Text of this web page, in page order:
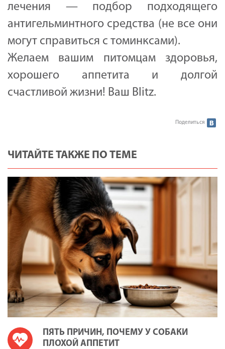
лечения — подбор подходящего
антигельминтного средства (не все они
могут справиться с томинксами).
Желаем вашим питомцам здоровья,
хорошего аппетита и долгой
счастливой жизни! Ваш Blitz.
Поделиться
ЧИТАЙТЕ ТАКЖЕ ПО ТЕМЕ
ПЯТЬ ПРИЧИН, ПОЧЕМУ У СОБАКИ
ПЛОХОЙ АППЕТИТ